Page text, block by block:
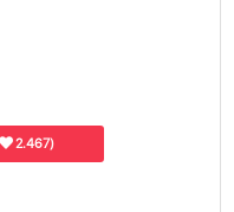
2.467)